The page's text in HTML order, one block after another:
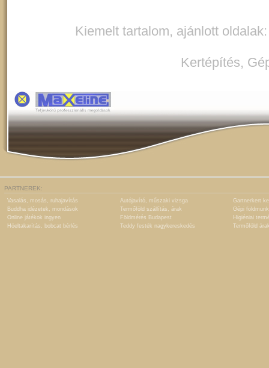
Kiemelt tartalom, ajánlott
Kertépítés,
PARTNEREK:
Vasalás, mosás, ruhajavítás Autójavító, műszaki vizsga
Gartnerkert
Buddha idézetek, mondások
Termőföld szállítás, árak
Gépi
Online játékok ingyen
Földmérés Budapest
Higiéniai
Hóeltakarítás, bobcat bérlés
Teddy festék nagykereskedés Termőföld